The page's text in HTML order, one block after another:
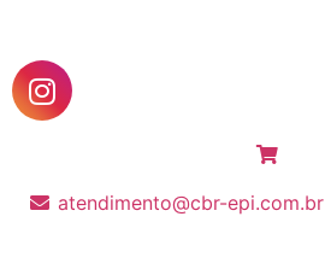
atendimento@cbr-epi.com.br